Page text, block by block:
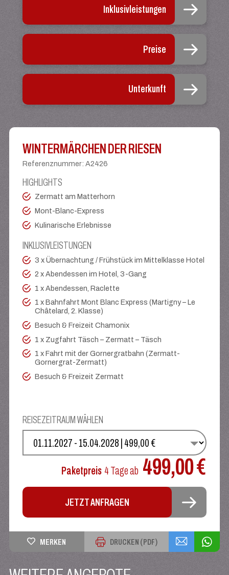
Inklusivleistungen
Preise
Unterkunft
WINTERMÄRCHEN DER RIESEN
Referenznummer:A2426
HIGHLIGHTS
Zermatt am Matterhorn
Mont-Blanc-Express
Kulinarische Erlebnisse
INKLUSIVLEISTUNGEN
3 x Übernachtung / Frühstück im Mittelklasse Hotel
2 x Abendessen im Hotel, 3-Gang
1 x Abendessen, Raclette
1 x Bahnfahrt Mont Blanc Express (Martigny – Le
Châtelard, 2. Klasse)
Besuch & Freizeit Chamonix
1 x Zugfahrt Täsch – Zermatt – Täsch
1 x Fahrt mit der Gornergratbahn (Zermatt-
Gornergrat-Zermatt)
Besuch & Freizeit Zermatt
REISEZEITRAUM WÄHLEN
WÄHLEN SIE IHREN TERMIN
Paketpreis 4 Tageab 499,00 €
JETZT ANFRAGEN
MERKEN DRUCKEN (PDF)